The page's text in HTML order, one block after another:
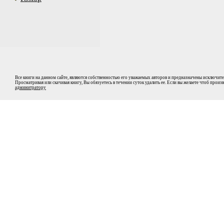
Все книги на данном сайте, являются собственностью его уважаемых авторов и предназначены
Просматривая или скачивая книгу, Вы обязуетесь в течении суток удалить ее. Если вы желаете чтоб
админитратору